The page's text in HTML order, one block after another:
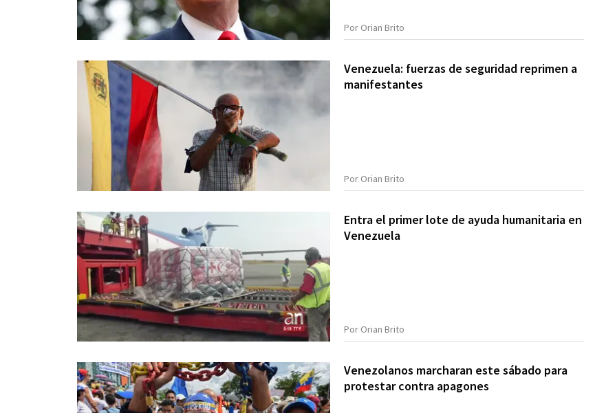
Por Orian Brito
Venezuela: fuerzas de seguridad reprimen a
manifestantes
Por Orian Brito
Entra el primer lote de ayuda humanitaria en
Venezuela
Por Orian Brito
Venezolanos marcharan este sábado para
protestar contra apagones